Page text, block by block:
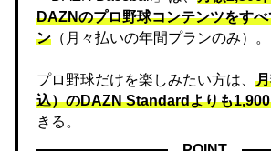
DAZNのプロ野球コンテンツをす
ン （月々払いの年間プランのみ）。
プロ野球だけを楽しみたい方は、
込）のDAZN Standard​よりも
きる。